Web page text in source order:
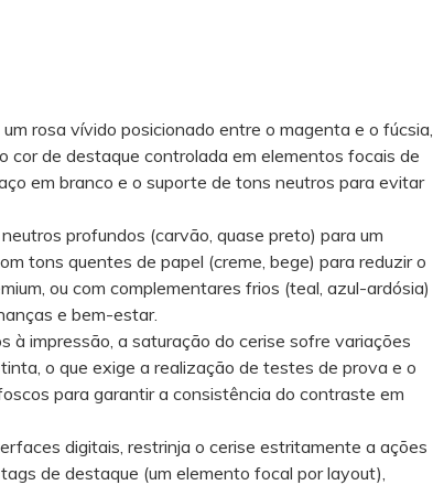
rosa vívido posicionado entre o magenta e o fúcsia,
cor de destaque controlada em elementos focais de
em branco e o suporte de tons neutros para evitar
profundos (carvão, quase preto) para um
tons quentes de papel (creme, bege) para reduzir o
ou com complementares frios (teal, azul-ardósia)
e bem-estar.
impressão, a saturação do cerise sofre variações
o que exige a realização de testes de prova e o
para garantir a consistência do contraste em
digitais, restrinja o cerise estritamente a ações
de destaque (um elemento focal por layout),